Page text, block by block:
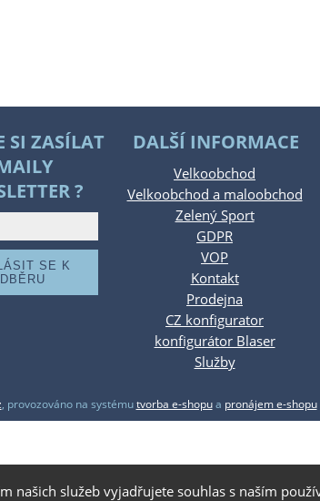
SI ZASÍLAT
?
DALŠÍ INFORMACE
Velkoobchod
Velkoobchod a maloobchod
Zelený Sport
GDPR
VOP
Kontakt
Prodejna
CZ konfigurator
konfigurátor Blaser
Služby
, provozováno na systémutvorba e-shopua pronájem e-shopu
našich služeb vyjadřujete souhlas s naším